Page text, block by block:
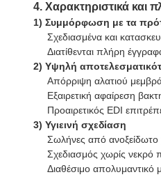
4. Χαρακτηριστικά και
1) Συμμόρφωση με τα
Σχεδιασμένα και
Διατίθενται πλήρη
2) Υψηλή
Απόρριψη αλατιού
Εξαιρετική αφαίρεση
Προαιρετικός EDI
3) Υγιεινή σχεδίαση
Σωλήνες από ανοξείδωτο
Σχεδιασμός χωρίς νεκρό
Διαθέσιμο απολυμαντικό